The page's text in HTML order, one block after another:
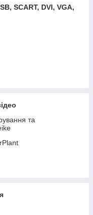
SCART, DVI, VGA,
та